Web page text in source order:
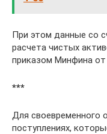
При этом данные со
расчета чистых
приказом Минфина от
***
Для своевременного
поступлениях,